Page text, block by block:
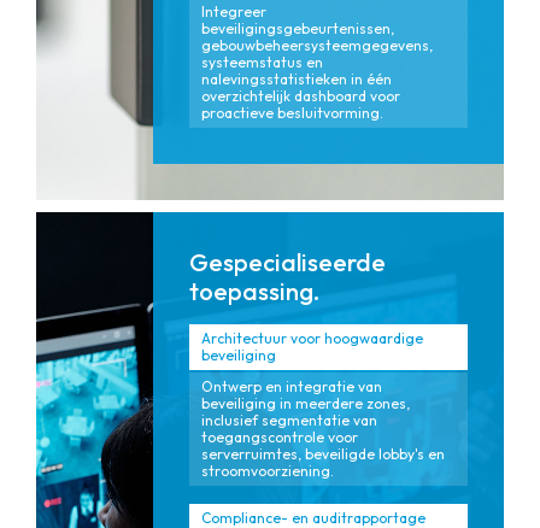
Integreer
beveiligingsgebeurtenissen,
gebouwbeheersysteemgegevens,
systeemstatus en
nalevingsstatistieken in één
overzichtelijk dashboard voor
proactieve besluitvorming.
Gespecialiseerde
toepassing.
Architectuur voor hoogwaardige
beveiliging
Ontwerp en integratie van
beveiliging in meerdere zones,
inclusief segmentatie van
toegangscontrole voor
serverruimtes, beveiligde lobby's en
stroomvoorziening.
Compliance- en auditrapportage